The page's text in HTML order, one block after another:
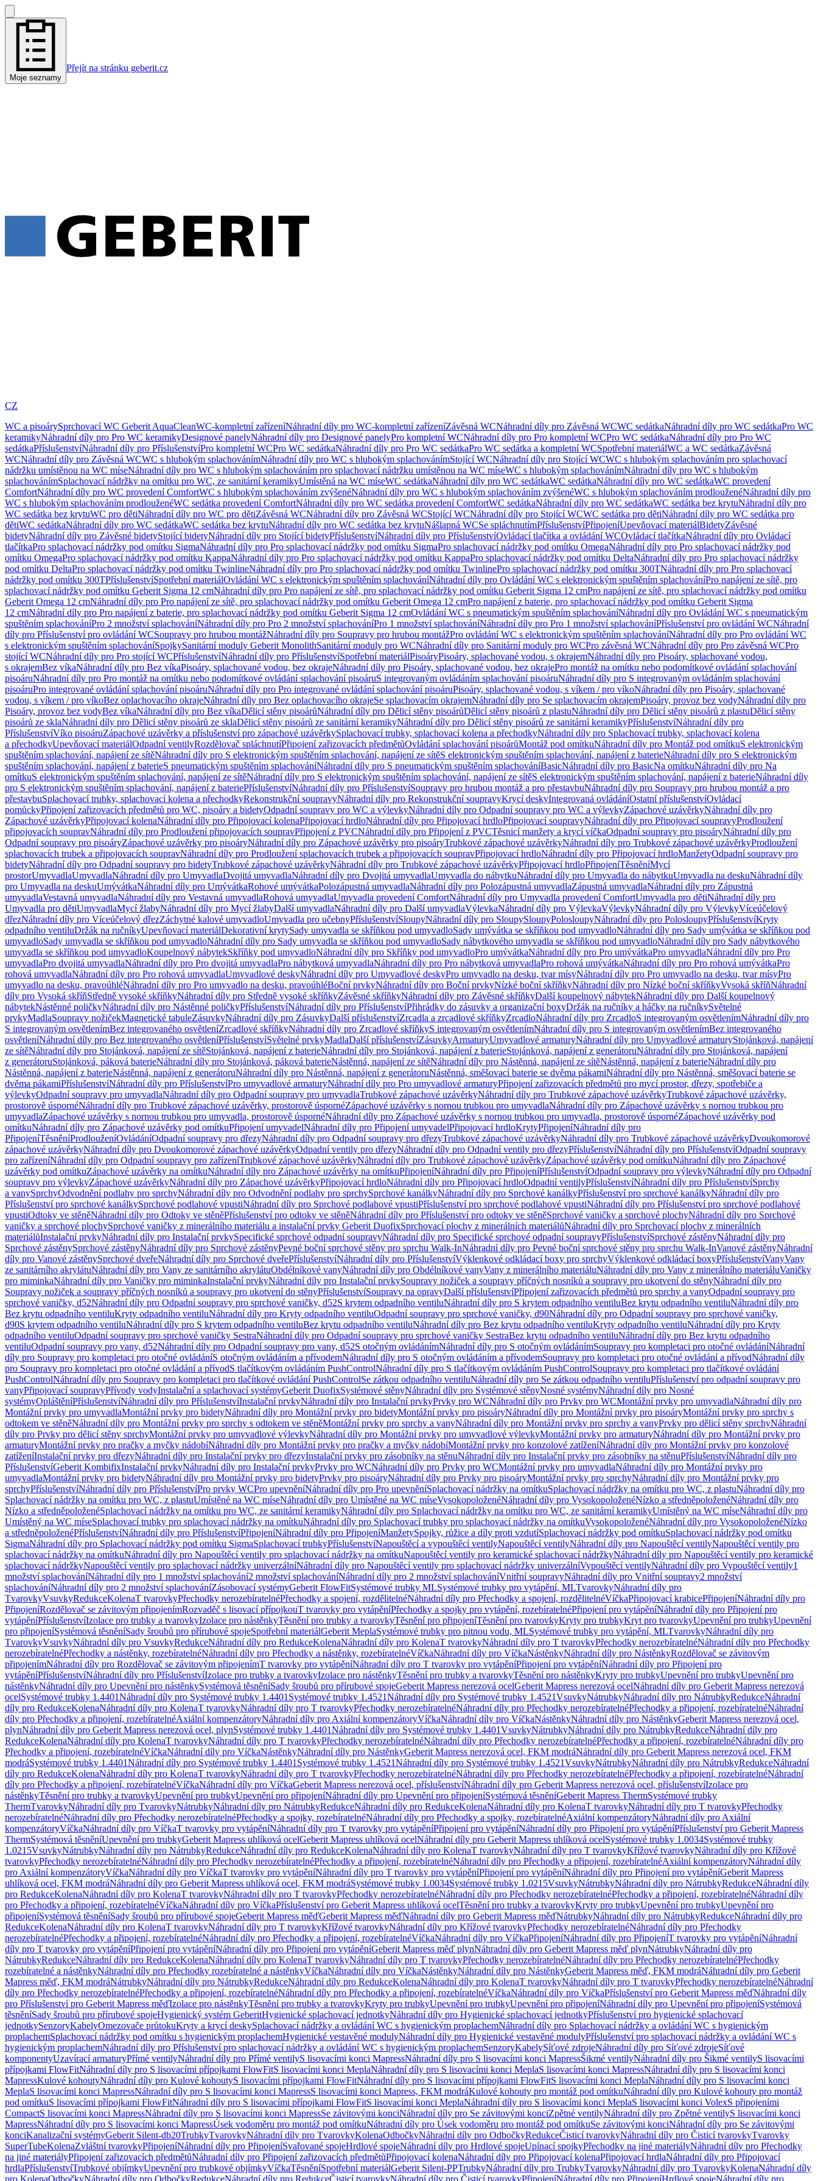
Moje seznamy
Přejít na stránku geberit.cz
CZ
WC a pisoárySprchovací WC Geberit AquaCleanWC-kompletní zařízeníNáhradní díly pro WC-kompletní zařízeníZávěsná WCNáhradní díly pro Závěsná WCWC sedátkaNáhradní díly pro WC sedátkaPro WC
keramikyNáhradní díly pro Pro WC keramikyDesignové panelyNáhradní díly pro Designové panelyPro kompletní WCNáhradní díly pro Pro kompletní WCPro WC sedátkaNáhradní díly pro Pro WC
sedátkaPříslušenstvíNáhradní díly pro PříslušenstvíPro kompletní WCPro WC sedátkaNáhradní díly pro Pro WC sedátkaPro WC sedátka a kompletní WCSpotřební materiálWC a WC sedátkaZávěsná
WCNáhradní díly pro Závěsná WCWC s hlubokým splachovánímNáhradní díly pro WC s hlubokým splachovánímStojící WCNáhradní díly pro Stojící WCWC s hlubokým splachováním pro splachovací
nádržku umístěnou na WC míseNáhradní díly pro WC s hlubokým splachováním pro splachovací nádržku umístěnou na WC míseWC s hlubokým splachovánímNáhradní díly pro WC s hlubokým
splachovánímSplachovací nádržky na omítku pro WC, ze sanitární keramikyUmístěná na WC míseWC sedátkaNáhradní díly pro WC sedátkaWC sedátkaNáhradní díly pro WC sedátkaWC provedení
ComfortNáhradní díly pro WC provedení ComfortWC s hlubokým splachováním zvýšenéNáhradní díly pro WC s hlubokým splachováním zvýšenéWC s hlubokým splachováním prodlouženéNáhradní díly pro
WC s hlubokým splachováním prodlouženéWC sedátka provedení ComfortNáhradní díly pro WC sedátka provedení ComfortWC sedátkaNáhradní díly pro WC sedátkaWC sedátka bez krytuNáhradní díly pro
WC sedátka bez krytuWC pro dětiNáhradní díly pro WC pro dětiZávěsná WCNáhradní díly pro Závěsná WCStojící WCNáhradní díly pro Stojící WCWC sedátka pro dětiNáhradní díly pro WC sedátka pro
dětiWC sedátkaNáhradní díly pro WC sedátkaWC sedátka bez krytuNáhradní díly pro WC sedátka bez krytuNášlapná WCSe spláchnutímPříslušenstvíPřipojeníUpevňovací materiálBidetyZávěsné
bidetyNáhradní díly pro Závěsné bidetyStojící bidetyNáhradní díly pro Stojící bidetyPříslušenstvíNáhradní díly pro PříslušenstvíOvládací tlačítka a ovládání WCOvládací tlačítkaNáhradní díly pro Ovládací
tlačítkaPro splachovací nádržky pod omítku SigmaNáhradní díly pro Pro splachovací nádržky pod omítku SigmaPro splachovací nádržky pod omítku OmegaNáhradní díly pro Pro splachovací nádržky pod
omítku OmegaPro splachovací nádržky pod omítku KappaNáhradní díly pro Pro splachovací nádržky pod omítku KappaPro splachovací nádržky pod omítku DeltaNáhradní díly pro Pro splachovací nádržky
pod omítku DeltaPro splachovací nádržky pod omítku TwinlineNáhradní díly pro Pro splachovací nádržky pod omítku TwinlinePro splachovací nádržky pod omítku 300TNáhradní díly pro Pro splachovací
nádržky pod omítku 300TPříslušenstvíSpotřební materiálOvládání WC s elektronickým spuštěním splachováníNáhradní díly pro Ovládání WC s elektronickým spuštěním splachováníPro napájení ze sítě, pro
splachovací nádržky pod omítku Geberit Sigma 12 cmNáhradní díly pro Pro napájení ze sítě, pro splachovací nádržky pod omítku Geberit Sigma 12 cmPro napájení ze sítě, pro splachovací nádržky pod omítku
Geberit Omega 12 cmNáhradní díly pro Pro napájení ze sítě, pro splachovací nádržky pod omítku Geberit Omega 12 cmPro napájení z baterie, pro splachovací nádržky pod omítku Geberit Sigma
12 cmNáhradní díly pro Pro napájení z baterie, pro splachovací nádržky pod omítku Geberit Sigma 12 cmOvládání WC s pneumatickým spuštěním splachováníNáhradní díly pro Ovládání WC s pneumatickým
spuštěním splachováníPro 2 množství splachováníNáhradní díly pro Pro 2 množství splachováníPro 1 množství splachováníNáhradní díly pro Pro 1 množství splachováníPříslušenství pro ovládání WCNáhradní
díly pro Příslušenství pro ovládání WCSoupravy pro hrubou montážNáhradní díly pro Soupravy pro hrubou montážPro ovládání WC s elektronickým spuštěním splachováníNáhradní díly pro Pro ovládání WC
s elektronickým spuštěním splachováníSpojkySanitární moduly Geberit MonolithSanitární moduly pro WCNáhradní díly pro Sanitární moduly pro WCPro závěsná WCNáhradní díly pro Pro závěsná WCPro
stojící WCNáhradní díly pro Pro stojící WCPříslušenstvíNáhradní díly pro PříslušenstvíSpotřební materiálPisoáryPisoáry, splachované vodou, s okrajemNáhradní díly pro Pisoáry, splachované vodou,
s okrajemBez víkaNáhradní díly pro Bez víkaPisoáry, splachované vodou, bez okrajeNáhradní díly pro Pisoáry, splachované vodou, bez okrajePro montáž na omítku nebo podomítkové ovládání splachování
pisoáruNáhradní díly pro Pro montáž na omítku nebo podomítkové ovládání splachování pisoáruS integrovaným ovládáním splachování pisoáruNáhradní díly pro S integrovaným ovládáním splachování
pisoáruPro integrované ovládání splachování pisoáruNáhradní díly pro Pro integrované ovládání splachování pisoáruPisoáry, splachované vodou, s víkem / pro víkoNáhradní díly pro Pisoáry, splachované
vodou, s víkem / pro víkoBez oplachovacího okrajeNáhradní díly pro Bez oplachovacího okrajeSe splachovacím okrajemNáhradní díly pro Se splachovacím okrajemPisoáry, provoz bez vodyNáhradní díly pro
Pisoáry, provoz bez vodyBez víkaNáhradní díly pro Bez víkaDělicí stěny pisoárůNáhradní díly pro Dělicí stěny pisoárůDělicí stěny pisoárů z plastuNáhradní díly pro Dělicí stěny pisoárů z plastuDělicí stěny
pisoárů ze sklaNáhradní díly pro Dělicí stěny pisoárů ze sklaDělicí stěny pisoárů ze sanitární keramikyNáhradní díly pro Dělicí stěny pisoárů ze sanitární keramikyPříslušenstvíNáhradní díly pro
PříslušenstvíVíko pisoáruZápachové uzávěrky a příslušenství pro zápachové uzávěrkySplachovací trubky, splachovací kolena a přechodkyNáhradní díly pro Splachovací trubky, splachovací kolena
a přechodkyUpevňovací materiálOdpadní ventilyRozdělovač spláchnutíPřipojení zařizovacích předmětůOvládání splachování pisoárůMontáž pod omítkuNáhradní díly pro Montáž pod omítkuS elektronickým
spuštěním splachování, napájení ze sítěNáhradní díly pro S elektronickým spuštěním splachování, napájení ze sítěS elektronickým spuštěním splachování, napájení z baterieNáhradní díly pro S elektronickým
spuštěním splachování, napájení z baterieS pneumatickým spuštěním splachováníNáhradní díly pro S pneumatickým spuštěním splachováníBasicNáhradní díly pro BasicNa omítkuNáhradní díly pro Na
omítkuS elektronickým spuštěním splachování, napájení ze sítěNáhradní díly pro S elektronickým spuštěním splachování, napájení ze sítěS elektronickým spuštěním splachování, napájení z baterieNáhradní díly
pro S elektronickým spuštěním splachování, napájení z bateriePříslušenstvíNáhradní díly pro PříslušenstvíSoupravy pro hrubou montáž a pro přestavbuNáhradní díly pro Soupravy pro hrubou montáž a pro
přestavbuSplachovací trubky, splachovací kolena a přechodkyRekonstrukční soupravyNáhradní díly pro Rekonstrukční soupravyKrycí deskyIntegrovaná ovládáníOstatní příslušenstvíOvládací
pomůckyPřipojení zařizovacích předmětů pro WC, pisoáry a bidetyOdpadní soupravy pro WC a výlevkyNáhradní díly pro Odpadní soupravy pro WC a výlevkyZápachové uzávěrkyNáhradní díly pro
Zápachové uzávěrkyPřipojovací kolenaNáhradní díly pro Připojovací kolenaPřipojovací hrdloNáhradní díly pro Připojovací hrdloPřipojovací soupravyNáhradní díly pro Připojovací soupravyProdloužení
připojovacích soupravNáhradní díly pro Prodloužení připojovacích soupravPřipojení z PVCNáhradní díly pro Připojení z PVCTěsnicí manžety a krycí víčkaOdpadní soupravy pro pisoáryNáhradní díly pro
Odpadní soupravy pro pisoáryZápachové uzávěrky pro pisoáryNáhradní díly pro Zápachové uzávěrky pro pisoáryTrubkové zápachové uzávěrkyNáhradní díly pro Trubkové zápachové uzávěrkyProdloužení
splachovacích trubek a připojovacích soupravNáhradní díly pro Prodloužení splachovacích trubek a připojovacích soupravPřipojovací hrdloNáhradní díly pro Připojovací hrdloManžetyOdpadní soupravy pro
bidetyNáhradní díly pro Odpadní soupravy pro bidetyTrubkové zápachové uzávěrkyNáhradní díly pro Trubkové zápachové uzávěrkyPřipojovací hrdloPřipojeníTěsněníMycí
prostorUmyvadlaUmyvadlaNáhradní díly pro UmyvadlaDvojitá umyvadlaNáhradní díly pro Dvojitá umyvadlaUmyvadla do nábytkuNáhradní díly pro Umyvadla do nábytkuUmyvadla na deskuNáhradní díly
pro Umyvadla na deskuUmývátkaNáhradní díly pro UmývátkaRohové umývátkaPolozápustná umyvadlaNáhradní díly pro Polozápustná umyvadlaZápustná umyvadlaNáhradní díly pro Zápustná
umyvadlaVestavná umyvadlaNáhradní díly pro Vestavná umyvadlaRohová umyvadlaUmyvadla provedení ComfortNáhradní díly pro Umyvadla provedení ComfortUmyvadla pro dětiNáhradní díly pro
Umyvadla pro dětiUmyvadlaMycí žlabyNáhradní díly pro Mycí žlabyDalší umyvadlaNáhradní díly pro Další umyvadlaVýlevkaNáhradní díly pro VýlevkaVýlevkyNáhradní díly pro VýlevkyVíceúčelový
dřezNáhradní díly pro Víceúčelový dřezZáchytné kalové umyvadloUmyvadla pro učebnyPříslušenstvíSloupyNáhradní díly pro SloupySloupyPolosloupyNáhradní díly pro PolosloupyPříslušenstvíKryty
odpadního ventiluDržák na ručníkyUpevňovací materiálDekorativní krytySady umyvadla se skříňkou pod umyvadloSady umývátka se skříňkou pod umyvadloNáhradní díly pro Sady umývátka se skříňkou pod
umyvadloSady umyvadla se skříňkou pod umyvadloNáhradní díly pro Sady umyvadla se skříňkou pod umyvadloSady nábytkového umyvadla se skříňkou pod umyvadloNáhradní díly pro Sady nábytkového
umyvadla se skříňkou pod umyvadloKoupelnový nábytekSkříňky pod umyvadloNáhradní díly pro Skříňky pod umyvadloPro umývátkaNáhradní díly pro Pro umývátkaPro umyvadlaNáhradní díly pro Pro
umyvadlaPro dvojitá umyvadlaNáhradní díly pro Pro dvojitá umyvadlaPro nábytková umyvadlaNáhradní díly pro Pro nábytková umyvadlaPro rohová umývátkaNáhradní díly pro Pro rohová umývátkaPro
rohová umyvadlaNáhradní díly pro Pro rohová umyvadlaUmyvadlové deskyNáhradní díly pro Umyvadlové deskyPro umyvadlo na desku, tvar mísyNáhradní díly pro Pro umyvadlo na desku, tvar mísyPro
umyvadlo na desku, pravoúhléNáhradní díly pro Pro umyvadlo na desku, pravoúhléBoční prvkyNáhradní díly pro Boční prvkyNízké boční skříňkyNáhradní díly pro Nízké boční skříňkyVysoká skříňNáhradní
díly pro Vysoká skříňStředně vysoké skříňkyNáhradní díly pro Středně vysoké skříňkyZávěsné skříňkyNáhradní díly pro Závěsné skříňkyDalší koupelnový nábytekNáhradní díly pro Další koupelnový
nábytekNástěnné poličkyNáhradní díly pro Nástěnné poličkyPříslušenstvíNáhradní díly pro PříslušenstvíPřihrádky do zásuvky a organizační boxyDržák na ručníky a háčky na ručníkySvětelné
prvkyMadlaSoupravy nožičekMagnetické tabuleZásuvkyNáhradní díly pro ZásuvkyDalší příslušenstvíZrcadla a zrcadlové skříňkyZrcadloNáhradní díly pro ZrcadloS integrovaným osvětlenímNáhradní díly pro
S integrovaným osvětlenímBez integrovaného osvětleníZrcadlové skříňkyNáhradní díly pro Zrcadlové skříňkyS integrovaným osvětlenímNáhradní díly pro S integrovaným osvětlenímBez integrovaného
osvětleníNáhradní díly pro Bez integrovaného osvětleníPříslušenstvíSvětelné prvkyMadlaDalší příslušenstvíZásuvkyArmaturyUmyvadlové armaturyNáhradní díly pro Umyvadlové armaturyStojánková, napájení
ze sítěNáhradní díly pro Stojánková, napájení ze sítěStojánková, napájení z baterieNáhradní díly pro Stojánková, napájení z baterieStojánková, napájení z generátoruNáhradní díly pro Stojánková, napájení
z generátoruStojánková, páková baterieNáhradní díly pro Stojánková, páková baterieNástěnná, napájení ze sítěNáhradní díly pro Nástěnná, napájení ze sítěNástěnná, napájení z baterieNáhradní díly pro
Nástěnná, napájení z baterieNástěnná, napájení z generátoruNáhradní díly pro Nástěnná, napájení z generátoruNástěnná, směšovací baterie se dvěma pákamiNáhradní díly pro Nástěnná, směšovací baterie se
dvěma pákamiPříslušenstvíNáhradní díly pro PříslušenstvíPro umyvadlové armaturyNáhradní díly pro Pro umyvadlové armaturyPřipojení zařizovacích předmětů pro mycí prostor, dřezy, spotřebiče a
výlevkyOdpadní soupravy pro umyvadlaNáhradní díly pro Odpadní soupravy pro umyvadlaTrubkové zápachové uzávěrkyNáhradní díly pro Trubkové zápachové uzávěrkyTrubkové zápachové uzávěrky,
prostorově úspornéNáhradní díly pro Trubkové zápachové uzávěrky, prostorově úspornéZápachové uzávěrky s nornou trubkou pro umyvadlaNáhradní díly pro Zápachové uzávěrky s nornou trubkou pro
umyvadlaZápachové uzávěrky s nornou trubkou pro umyvadla, prostorově úspornéNáhradní díly pro Zápachové uzávěrky s nornou trubkou pro umyvadla, prostorově úspornéZápachové uzávěrky pod
omítkuNáhradní díly pro Zápachové uzávěrky pod omítkuPřipojení umyvadelNáhradní díly pro Připojení umyvadelPřipojovací hrdloKrytyPřipojeníNáhradní díly pro
PřipojeníTěsněníProdlouženíOvládáníOdpadní soupravy pro dřezyNáhradní díly pro Odpadní soupravy pro dřezyTrubkové zápachové uzávěrkyNáhradní díly pro Trubkové zápachové uzávěrkyDvoukomorové
zápachové uzávěrkyNáhradní díly pro Dvoukomorové zápachové uzávěrkyOdpadní ventily pro dřezyNáhradní díly pro Odpadní ventily pro dřezyPříslušenstvíNáhradní díly pro PříslušenstvíOdpadní soupravy
pro zařízeníNáhradní díly pro Odpadní soupravy pro zařízeníTrubkové zápachové uzávěrkyNáhradní díly pro Trubkové zápachové uzávěrkyZápachové uzávěrky pod omítkuNáhradní díly pro Zápachové
uzávěrky pod omítkuZápachové uzávěrky na omítkuNáhradní díly pro Zápachové uzávěrky na omítkuPřipojeníNáhradní díly pro PřipojeníPříslušenstvíOdpadní soupravy pro výlevkyNáhradní díly pro Odpadní
soupravy pro výlevkyZápachové uzávěrkyNáhradní díly pro Zápachové uzávěrkyPřipojovací hrdloNáhradní díly pro Připojovací hrdloOdpadní ventilyPříslušenstvíNáhradní díly pro PříslušenstvíSprchy
a vanySprchyOdvodnění podlahy pro sprchyNáhradní díly pro Odvodnění podlahy pro sprchySprchové kanálkyNáhradní díly pro Sprchové kanálkyPříslušenství pro sprchové kanálkyNáhradní díly pro
Příslušenství pro sprchové kanálkySprchové podlahové vpustiNáhradní díly pro Sprchové podlahové vpustiPříslušenství pro sprchové podlahové vpustiNáhradní díly pro Příslušenství pro sprchové podlahové
vpustiOdtoky ve stěněNáhradní díly pro Odtoky ve stěněPříslušenství pro odtoky ve stěněNáhradní díly pro Příslušenství pro odtoky ve stěněSprchové vaničky a sprchové plochyNáhradní díly pro Sprchové
vaničky a sprchové plochySprchové vaničky z minerálního materiálu a instalační prvky Geberit DuofixSprchovací plochy z minerálních materiálůNáhradní díly pro Sprchovací plochy z minerálních
materiálůInstalační prvkyNáhradní díly pro Instalační prvkySpecifické sprchové odpadní soupravyNáhradní díly pro Specifické sprchové odpadní soupravyPříslušenstvíSprchové zástěnyNáhradní díly pro
Sprchové zástěnySprchové zástěnyNáhradní díly pro Sprchové zástěnyPevné boční sprchové stěny pro sprchu Walk-InNáhradní díly pro Pevné boční sprchové stěny pro sprchu Walk-InVanové zástěnyNáhradní
díly pro Vanové zástěnySprchové dveřeNáhradní díly pro Sprchové dveřePříslušenstvíNáhradní díly pro PříslušenstvíVýklenkové odkládací boxy pro sprchyVýklenkové odkládací boxyPříslušenstvíVanyVany
ze sanitárního akrylátuNáhradní díly pro Vany ze sanitárního akrylátuObdélníkové vanyNáhradní díly pro Obdélníkové vanyVany z minerálního materiáluNáhradní díly pro Vany z minerálního materiáluVaničky
pro miminkaNáhradní díly pro Vaničky pro miminkaInstalační prvkyNáhradní díly pro Instalační prvkySoupravy nožiček a soupravy příčných nosníků a soupravy pro ukotvení do stěnyNáhradní díly pro
Soupravy nožiček a soupravy příčných nosníků a soupravy pro ukotvení do stěnyPříslušenstvíSoupravy na opravyDalší příslušenstvíPřipojení zařizovacích předmětů pro sprchy a vanyOdpadní soupravy pro
sprchové vaničky, d52Náhradní díly pro Odpadní soupravy pro sprchové vaničky, d52S krytem odpadního ventiluNáhradní díly pro S krytem odpadního ventiluBez krytu odpadního ventiluNáhradní díly pro
Bez krytu odpadního ventiluKryty odpadního ventiluNáhradní díly pro Kryty odpadního ventiluOdpadní soupravy pro sprchové vaničky, d90Náhradní díly pro Odpadní soupravy pro sprchové vaničky,
d90S krytem odpadního ventiluNáhradní díly pro S krytem odpadního ventiluBez krytu odpadního ventiluNáhradní díly pro Bez krytu odpadního ventiluKryty odpadního ventiluNáhradní díly pro Kryty
odpadního ventiluOdpadní soupravy pro sprchové vaničky SestraNáhradní díly pro Odpadní soupravy pro sprchové vaničky SestraBez krytu odpadního ventiluNáhradní díly pro Bez krytu odpadního
ventiluOdpadní soupravy pro vany, d52Náhradní díly pro Odpadní soupravy pro vany, d52S otočným ovládánímNáhradní díly pro S otočným ovládánímSoupravy pro kompletaci pro otočné ovládáníNáhradní
díly pro Soupravy pro kompletaci pro otočné ovládáníS otočným ovládáním a přívodemNáhradní díly pro S otočným ovládáním a přívodemSoupravy pro kompletaci pro otočné ovládání a přívodNáhradní díly
pro Soupravy pro kompletaci pro otočné ovládání a přívodS tlačítkovým ovládáním PushControlNáhradní díly pro S tlačítkovým ovládáním PushControlSoupravy pro kompletaci pro tlačítkové ovládání
PushControlNáhradní díly pro Soupravy pro kompletaci pro tlačítkové ovládání PushControlSe zátkou odpadního ventiluNáhradní díly pro Se zátkou odpadního ventiluPříslušenství pro odpadní soupravy pro
vanyPřipojovací soupravyPřívody vodyInstalační a splachovací systémyGeberit DuofixSystémové stěnyNáhradní díly pro Systémové stěnyNosné systémyNáhradní díly pro Nosné
systémyOpláštěníPříslušenstvíNáhradní díly pro PříslušenstvíInstalační prvkyNáhradní díly pro Instalační prvkyPrvky pro WCNáhradní díly pro Prvky pro WCMontážní prvky pro umyvadlaNáhradní díly pro
Montážní prvky pro umyvadlaMontážní prvky pro bidetyNáhradní díly pro Montážní prvky pro bidetyMontážní prvky pro pisoáryNáhradní díly pro Montážní prvky pro pisoáryMontážní prvky pro sprchy s
odtokem ve stěněNáhradní díly pro Montážní prvky pro sprchy s odtokem ve stěněMontážní prvky pro sprchy a vanyNáhradní díly pro Montážní prvky pro sprchy a vanyPrvky pro dělicí stěny sprchyNáhradní
díly pro Prvky pro dělicí stěny sprchyMontážní prvky pro umyvadlové výlevkyNáhradní díly pro Montážní prvky pro umyvadlové výlevkyMontážní prvky pro armaturyNáhradní díly pro Montážní prvky pro
armaturyMontážní prvky pro pračky a myčky nádobíNáhradní díly pro Montážní prvky pro pračky a myčky nádobíMontážní prvky pro konzolové zatíženíNáhradní díly pro Montážní prvky pro konzolové
zatíženíInstalační prvky pro dřezyNáhradní díly pro Instalační prvky pro dřezyInstalační prvky pro zásobníky na stěnuNáhradní díly pro Instalační prvky pro zásobníky na stěnuPříslušenstvíNáhradní díly pro
PříslušenstvíGeberit KombifixInstalační prvkyNáhradní díly pro Instalační prvkyPrvky pro WCNáhradní díly pro Prvky pro WCMontážní prvky pro umyvadlaNáhradní díly pro Montážní prvky pro
umyvadlaMontážní prvky pro bidetyNáhradní díly pro Montážní prvky pro bidetyPrvky pro pisoáryNáhradní díly pro Prvky pro pisoáryMontážní prvky pro sprchyNáhradní díly pro Montážní prvky pro
sprchyPříslušenstvíNáhradní díly pro PříslušenstvíPro prvky WCPro upevněníNáhradní díly pro Pro upevněníSplachovací nádržky na omítkuSplachovací nádržky na omítku pro WC, z plastuNáhradní díly pro
Splachovací nádržky na omítku pro WC, z plastuUmístěné na WC míseNáhradní díly pro Umístěné na WC míseVysokopoloženéNáhradní díly pro VysokopoloženéNízko a středněpoloženéNáhradní díly pro
Nízko a středněpoloženéSplachovací nádržky na omítku pro WC, ze sanitární keramikyNáhradní díly pro Splachovací nádržky na omítku pro WC, ze sanitární keramikyUmístěný na WC míseNáhradní díly pro
Umístěný na WC míseSplachovací trubky pro splachovací nádržky na omítkuNáhradní díly pro Splachovací trubky pro splachovací nádržky na omítkuVysokopoloženéNáhradní díly pro VysokopoloženéNízko
a středněpoloženéPříslušenstvíNáhradní díly pro PříslušenstvíPřipojeníNáhradní díly pro PřipojeníManžetySpojky, růžice a díly proti vzdutíSplachovací nádržky pod omítkuSplachovací nádržky pod omítku
SigmaNáhradní díly pro Splachovací nádržky pod omítku SigmaSplachovací trubkyPříslušenstvíNapouštěcí a vypouštěcí ventilyNapouštěcí ventilyNáhradní díly pro Napouštěcí ventilyNapouštěcí ventily pro
splachovací nádržky na omítkuNáhradní díly pro Napouštěcí ventily pro splachovací nádržky na omítkuNapouštěcí ventily pro keramické splachovací nádržkyNáhradní díly pro Napouštěcí ventily pro keramické
splachovací nádržkyNapouštěcí ventily pro splachovací nádržky univerzálníNáhradní díly pro Napouštěcí ventily pro splachovací nádržky univerzálníVypouštěcí ventilyNáhradní díly pro Vypouštěcí ventily1
množství splachováníNáhradní díly pro 1 množství splachování2 množství splachováníNáhradní díly pro 2 množství splachováníVnitřní soupravyNáhradní díly pro Vnitřní soupravy2 množství
splachováníNáhradní díly pro 2 množství splachováníZásobovací systémyGeberit FlowFitSystémové trubky MLSystémové trubky pro vytápění, MLTvarovkyNáhradní díly pro
TvarovkyVsuvkyRedukceKolenaT tvarovkyPřechodky nerozebíratelnéPřechodky a spojení, rozdělitelnéNáhradní díly pro Přechodky a spojení, rozdělitelnéVíčkaPřipojovací krabicePřipojeníNáhradní díly pro
PřipojeníRozdělovač se závitovým připojenímRozvaděč s lisovací přípojkouT tvarovky pro vytápěníPřechodky a spojky pro vytápění, rozebíratelnéPřipojení pro vytápěníNáhradní díly pro Připojení pro
vytápěníPříslušenstvíIzolace pro trubky a tvarovkyIzolace pro nástěnkyTěsnění pro trubky a tvarovkyTěsnění pro připojeníTěsnění pro tvarovkyKryty pro trubkyKryt pro tvarovkyUpevnění pro trubkyUpevnění
pro připojeníSystémová těsněníSady šroubů pro přírubové spojeSpotřební materiálGeberit MeplaSystémové trubky pro pitnou vodu, MLSystémové trubky pro vytápění, MLTvarovkyNáhradní díly pro
TvarovkyVsuvkyNáhradní díly pro VsuvkyRedukceNáhradní díly pro RedukceKolenaNáhradní díly pro KolenaT tvarovkyNáhradní díly pro T tvarovkyPřechodky nerozebíratelnéNáhradní díly pro Přechodky
nerozebíratelnéPřechodky a nástěnky, rozebíratelnéNáhradní díly pro Přechodky a nástěnky, rozebíratelnéVíčkaNáhradní díly pro VíčkaNástěnkyNáhradní díly pro NástěnkyRozdělovač se závitovým
připojenímNáhradní díly pro Rozdělovač se závitovým připojenímT tvarovky pro vytápěníNáhradní díly pro T tvarovky pro vytápěníPřipojení pro vytápěníNáhradní díly pro Připojení pro
vytápěníPříslušenstvíNáhradní díly pro PříslušenstvíIzolace pro trubky a tvarovkyIzolace pro nástěnkyTěsnění pro trubky a tvarovkyTěsnění pro nástěnkyKryty pro trubkyUpevnění pro trubkyUpevnění pro
nástěnkyNáhradní díly pro Upevnění pro nástěnkySystémová těsněníSady šroubů pro přírubové spojeGeberit Mapress nerezová ocelGeberit Mapress nerezová ocelNáhradní díly pro Geberit Mapress nerezová
ocelSystémové trubky 1.4401Náhradní díly pro Systémové trubky 1.4401 Systémové trubky 1.4521Náhradní díly pro Systémové trubky 1.4521VsuvkyNátrubkyNáhradní díly pro NátrubkyRedukceNáhradní
díly pro RedukceKolenaNáhradní díly pro KolenaT tvarovkyNáhradní díly pro T tvarovkyPřechodky nerozebíratelnéNáhradní díly pro Přechodky nerozebíratelnéPřechodky a připojení, rozebíratelnéNáhradní
díly pro Přechodky a připojení, rozebíratelnéAxiální kompenzátoryNáhradní díly pro Axiální kompenzátoryVíčkaNáhradní díly pro VíčkaNástěnkyNáhradní díly pro NástěnkyGeberit Mapress nerezová ocel,
plynNáhradní díly pro Geberit Mapress nerezová ocel, plynSystémové trubky 1.4401Náhradní díly pro Systémové trubky 1.4401VsuvkyNátrubkyNáhradní díly pro NátrubkyRedukceNáhradní díly pro
RedukceKolenaNáhradní díly pro KolenaT tvarovkyNáhradní díly pro T tvarovkyPřechodky nerozebíratelnéNáhradní díly pro Přechodky nerozebíratelnéPřechodky a připojení, rozebíratelnéNáhradní díly pro
Přechodky a připojení, rozebíratelnéVíčkaNáhradní díly pro VíčkaNástěnkyNáhradní díly pro NástěnkyGeberit Mapress nerezová ocel, FKM modráNáhradní díly pro Geberit Mapress nerezová ocel, FKM
modráSystémové trubky 1.4401Náhradní díly pro Systémové trubky 1.4401 Systémové trubky 1.4521Náhradní díly pro Systémové trubky 1.4521VsuvkyNátrubkyNáhradní díly pro NátrubkyRedukceNáhradní
díly pro RedukceKolenaNáhradní díly pro KolenaT tvarovkyNáhradní díly pro T tvarovkyPřechodky nerozebíratelnéNáhradní díly pro Přechodky nerozebíratelnéPřechodky a připojení, rozebíratelnéNáhradní
díly pro Přechodky a připojení, rozebíratelnéVíčkaNáhradní díly pro VíčkaGeberit Mapress nerezová ocel, příslušenstvíNáhradní díly pro Geberit Mapress nerezová ocel, příslušenstvíIzolace pro
nástěnkyTěsnění pro trubky a tvarovkyUpevnění pro trubkyUpevnění pro připojeníNáhradní díly pro Upevnění pro připojeníSystémová těsněníGeberit Mapress ThermSystémové trubky
ThermTvarovkyNáhradní díly pro TvarovkyNátrubkyNáhradní díly pro NátrubkyRedukceNáhradní díly pro RedukceKolenaNáhradní díly pro KolenaT tvarovkyNáhradní díly pro T tvarovkyPřechodky
nerozebíratelnéNáhradní díly pro Přechodky nerozebíratelnéPřechodky a spojky, rozebíratelnéNáhradní díly pro Přechodky a spojky, rozebíratelnéAxiální kompenzátoryNáhradní díly pro Axiální
kompenzátoryVíčkaNáhradní díly pro VíčkaT tvarovky pro vytápěníNáhradní díly pro T tvarovky pro vytápěníPřipojení pro vytápěníNáhradní díly pro Připojení pro vytápěníPříslušenství pro Geberit Mapress
ThermSystémová těsněníUpevnění pro trubkyGeberit Mapress uhlíková ocelGeberit Mapress uhlíková ocelNáhradní díly pro Geberit Mapress uhlíková ocelSystémové trubky 1.0034Systémové trubky
1.0215VsuvkyNátrubkyNáhradní díly pro NátrubkyRedukceNáhradní díly pro RedukceKolenaNáhradní díly pro KolenaT tvarovkyNáhradní díly pro T tvarovkyKřížové tvarovkyNáhradní díly pro Křížové
tvarovkyPřechodky nerozebíratelnéNáhradní díly pro Přechodky nerozebíratelnéPřechodky a připojení, rozebíratelnéNáhradní díly pro Přechodky a připojení, rozebíratelnéAxiální kompenzátoryNáhradní díly
pro Axiální kompenzátoryVíčkaNáhradní díly pro VíčkaT tvarovky pro vytápěníNáhradní díly pro T tvarovky pro vytápěníPřipojení pro vytápěníNáhradní díly pro Připojení pro vytápěníGeberit Mapress
uhlíková ocel, FKM modráNáhradní díly pro Geberit Mapress uhlíková ocel, FKM modráSystémové trubky 1.0034Systémové trubky 1.0215VsuvkyNátrubkyNáhradní díly pro NátrubkyRedukceNáhradní díly
pro RedukceKolenaNáhradní díly pro KolenaT tvarovkyNáhradní díly pro T tvarovkyPřechodky nerozebíratelnéNáhradní díly pro Přechodky nerozebíratelnéPřechodky a připojení, rozebíratelnéNáhradní díly
pro Přechodky a připojení, rozebíratelnéVíčkaNáhradní díly pro VíčkaPříslušenství pro Geberit Mapress uhlíková ocelTěsnění pro trubky a tvarovkyKryty pro trubkyUpevnění pro trubkyUpevnění pro
připojeníSystémová těsněníSady šroubů pro přírubové spojeGeberit Mapress měďGeberit Mapress měďNáhradní díly pro Geberit Mapress měďNátrubkyNáhradní díly pro NátrubkyRedukceNáhradní díly pro
RedukceKolenaNáhradní díly pro KolenaT tvarovkyNáhradní díly pro T tvarovkyKřížové tvarovkyNáhradní díly pro Křížové tvarovkyPřechodky nerozebíratelnéNáhradní díly pro Přechodky
nerozebíratelnéPřechodky a připojení, rozebíratelnéNáhradní díly pro Přechodky a připojení, rozebíratelnéVíčkaNáhradní díly pro VíčkaPřipojeníNáhradní díly pro PřipojeníT tvarovky pro vytápěníNáhradní
díly pro T tvarovky pro vytápěníPřipojení pro vytápěníNáhradní díly pro Připojení pro vytápěníGeberit Mapress měď plynNáhradní díly pro Geberit Mapress měď plynNátrubkyNáhradní díly pro
NátrubkyRedukceNáhradní díly pro RedukceKolenaNáhradní díly pro KolenaT tvarovkyNáhradní díly pro T tvarovkyPřechodky nerozebíratelnéNáhradní díly pro Přechodky nerozebíratelnéPřechodky
rozebíratelné a nástěnkyNáhradní díly pro Přechodky rozebíratelné a nástěnkyVíčkaNáhradní díly pro VíčkaNástěnkyNáhradní díly pro NástěnkyGeberit Mapress měď, FKM modráNáhradní díly pro Geberit
Mapress měď, FKM modráNátrubkyNáhradní díly pro NátrubkyRedukceNáhradní díly pro RedukceKolenaNáhradní díly pro KolenaT tvarovkyNáhradní díly pro T tvarovkyPřechodky nerozebíratelnéNáhradní
díly pro Přechodky nerozebíratelnéPřechodky a připojení, rozebíratelnéNáhradní díly pro Přechodky a připojení, rozebíratelnéVíčkaNáhradní díly pro VíčkaPříslušenství pro Geberit Mapress měďNáhradní díly
pro Příslušenství pro Geberit Mapress měďIzolace pro nástěnkyTěsnění pro trubky a tvarovkyKryty pro trubkyUpevnění pro trubkyUpevnění pro připojeníNáhradní díly pro Upevnění pro připojeníSystémová
těsněníSady šroubů pro přírubové spojeHygienický systém GeberitHygienické splachovací jednotkyNáhradní díly pro Hygienické splachovací jednotkyPříslušenství pro hygienické splachovací
jednotkySenzoryKabelyOmezovače průtokuKryty a krycí deskySplachovací nádržky a ovládání WC s hygienickým proplachemNáhradní díly pro Splachovací nádržky a ovládání WC s hygienickým
proplachemSplachovací nádržky pod omítku s hygienickým proplachemHygienické vestavěné modulyNáhradní díly pro Hygienické vestavěné modulyPříslušenství pro splachovací nádržky a ovládání WC s
hygienickým proplachemNáhradní díly pro Příslušenství pro splachovací nádržky a ovládání WC s hygienickým proplachemSenzoryKabelySíťové zdrojeNáhradní díly pro Síťové zdrojeSíťové
komponentyUzavírací armaturyPřímé ventilyNáhradní díly pro Přímé ventilyS lisovacími konci MapressNáhradní díly pro S lisovacími konci MapressŠikmé ventilyNáhradní díly pro Šikmé ventilyS lisovacími
přípojkami FlowFitNáhradní díly pro S lisovacími přípojkami FlowFitS lisovacími konci MeplaNáhradní díly pro S lisovacími konci MeplaS lisovacími konci MapressNáhradní díly pro S lisovacími konci
MapressKulové kohoutyNáhradní díly pro Kulové kohoutyS lisovacími přípojkami FlowFitNáhradní díly pro S lisovacími přípojkami FlowFitS lisovacími konci MeplaNáhradní díly pro S lisovacími konci
MeplaS lisovacími konci MapressNáhradní díly pro S lisovacími konci MapressS lisovacími konci Mapress, FKM modráKulové kohouty pro montáž pod omítkuNáhradní díly pro Kulové kohouty pro montáž
pod omítkuS lisovacími přípojkami FlowFitNáhradní díly pro S lisovacími přípojkami FlowFitS lisovacími konci MeplaNáhradní díly pro S lisovacími konci MeplaS lisovacími konci VolexS připojeními
CompactS lisovacími konci MapressNáhradní díly pro S lisovacími konci MapressSe závitovými konciNáhradní díly pro Se závitovými konciZpětné ventilyNáhradní díly pro Zpětné ventilyS lisovacími konci
MapressNáhradní díly pro S lisovacími konci MapressÚsek vodoměru pro montáž pod omítkuNáhradní díly pro Úsek vodoměru pro montáž pod omítkuSe závitovými konciNáhradní díly pro Se závitovými
konciKanalizační systémyGeberit Silent-db20TrubkyTvarovkyNáhradní díly pro TvarovkyKolenaOdbočkyNáhradní díly pro OdbočkyRedukceČisticí tvarovkyNáhradní díly pro Čisticí tvarovkyTvarovky
SuperTubeKolenaZvláštní tvarovkyPřipojeníNáhradní díly pro PřipojeníSvařované spojeHrdlové spojeNáhradní díly pro Hrdlové spojeUpínací spojkyPřechodky na jiné materiályNáhradní díly pro Přechodky
na jiné materiályPřipojení zařizovacích předmětůNáhradní díly pro Připojení zařizovacích předmětůPřipojovací kolenaNáhradní díly pro Připojovací kolenaPřipojovací hrdlaNáhradní díly pro Připojovací
hrdlaPříslušenstvíTrubkové objímkyUpevnění pro trubkové objímkyVíčkaTěsněníSpotřební materiálGeberit Silent-PPTrubkyNáhradní díly pro TrubkyTvarovkyNáhradní díly pro TvarovkyKolenaNáhradní díly
pro KolenaOdbočkyNáhradní díly pro OdbočkyRedukceNáhradní díly pro RedukceČisticí tvarovkyNáhradní díly pro Čisticí tvarovkyPřipojeníNáhradní díly pro PřipojeníHrdlové spojeNáhradní díly pro